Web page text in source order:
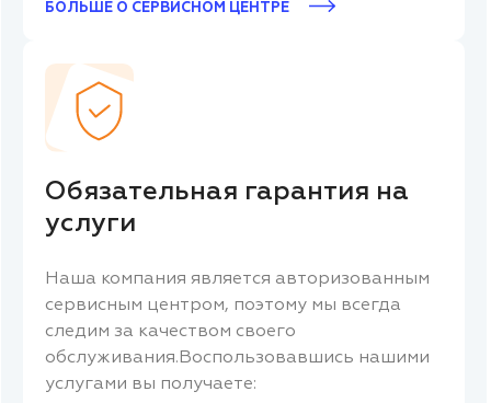
БОЛЬШЕ О СЕРВИСНОМ ЦЕНТРЕ
Обязательная гарантия на
услуги
Наша компания является авторизованным
сервисным центром, поэтому мы всегда
следим за качеством своего
обслуживания.Воспользовавшись нашими
услугами вы получаете: